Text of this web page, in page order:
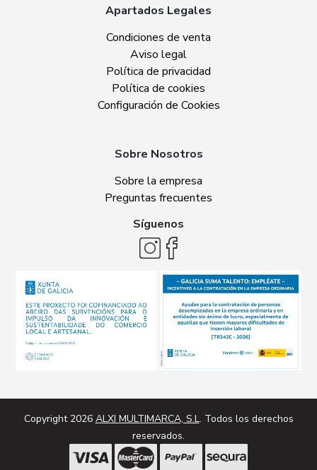
Apartados Legales
Condiciones de venta
Aviso legal
Política de privacidad
Política de cookies
Configuración de Cookies
Sobre Nosotros
Sobre la empresa
Preguntas frecuentes
Síguenos
Copyright 2026 ALXI MULTIMARCA, S.L. Todos los derechos
reservados.